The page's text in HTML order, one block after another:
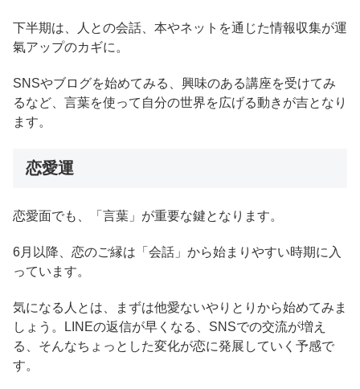
下半期は、人との会話、本やネットを通じた情報収集が運
氣アップのカギに。
SNSやブログを始めてみる、興味のある講座を受けてみ
るなど、言葉を使って自分の世界を広げる動きが吉となり
ます。
恋愛運
恋愛面でも、「言葉」が重要な鍵となります。
6月以降、恋のご縁は「会話」から始まりやすい時期に入
っています。
気になる人とは、まずは他愛ないやりとりから始めてみま
しょう。LINEの返信が早くなる、SNSでの交流が増え
る、そんなちょっとした変化が恋に発展していく予感で
す。